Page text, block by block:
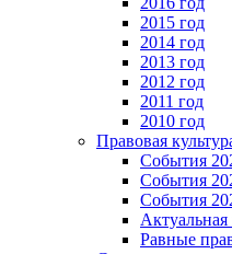
2015 год
2014 год
2013 год
2012 год
2011 год
2010 год
Правовая
События
События
События
Равные